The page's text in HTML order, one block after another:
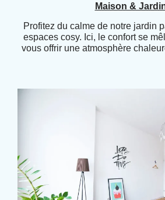
Maison &
Profitez du calme de notre jardin
espaces cosy. Ici, le confort se
vous offrir une atmosphère